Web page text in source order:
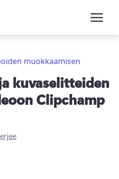
muokkaamisen
kuvaselitteiden
Clipchamp